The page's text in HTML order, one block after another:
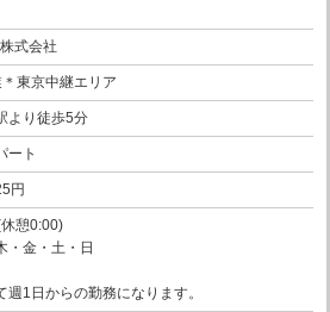
式会社
東京中継エリア
より徒歩5分
ート
円
憩0:00)
・金・土・日
週1日からの勤務になります。